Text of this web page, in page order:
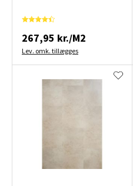
267,95 kr./M2
Lev. omk. tillægges